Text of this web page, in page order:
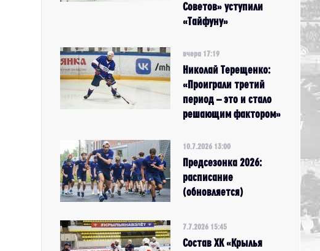
Советов» уступили
«Тайфуну»
вчера 17:19
Николай Терещенко:
«Проиграли третий
период – это и стало
решающим фактором»
10.7.2026 13:00
Предсезонка 2026:
расписание
(обновляется)
7.7.2026 15:45
Состав ХК «Крылья